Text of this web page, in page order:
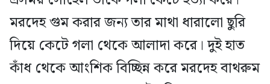
মরদেহ গুম করার জন্য তার মাথা ধারালো ছুরি
দিয়ে কেটে গলা থেকে আলাদা করে। দুই হাত
কাঁধ থেকে আংশিক বিচ্ছিন্ন করে মরদেহ বাথরুম